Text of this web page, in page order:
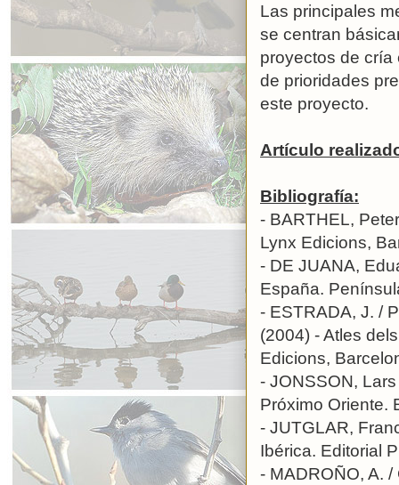
Las principales
se centran
proyectos de cría
de prioridades
este proyecto.
Artículo
Bibliografía:
- BARTHEL,
Lynx Edicions,
- DE JUANA,
España.
- ESTRADA, J. /
(2004) - Atles
Edicions,
- JONSSON,
Próximo Oriente.
- JUTGLAR,
Ibérica. Editorial
- MADROÑO, A.